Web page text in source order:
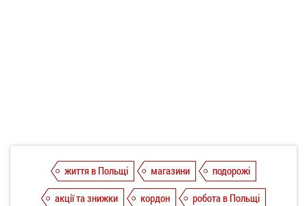
життя в Польщі магазини
подорожі
акції та знижки
кордон
робота в Польщі